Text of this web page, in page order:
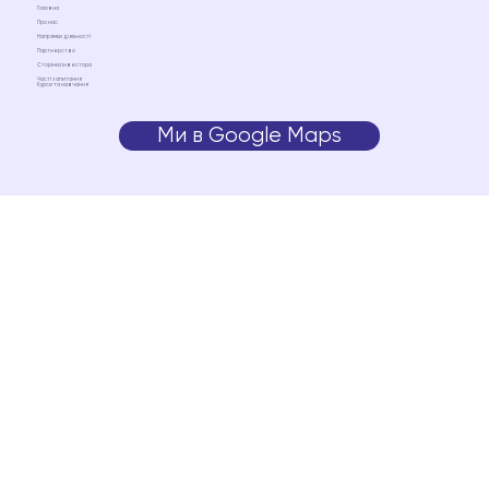
Головна
Про нас
Напрямки діяльності
Партнерство
Сторінка інвестора
Часті запитання
Курси та навчання
Ми на Google Maps
Ми в Google Maps